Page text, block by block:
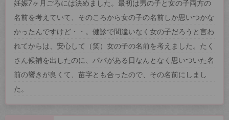
妊娠7ヶ月ごろには決めました。最初は男の子と女の子両方の
名前を考えていて、そのころから女の子の名前しか思いつかな
かったんですけど・・。健診で間違いなく女の子だろうと言わ
れてからは、安心して（笑）女の子の名前を考えました。たく
さん候補を出したのに、パパがある日なんとなく思いついた名
前の響きが良くて、苗字とも合ったので、その名前にしまし
た。